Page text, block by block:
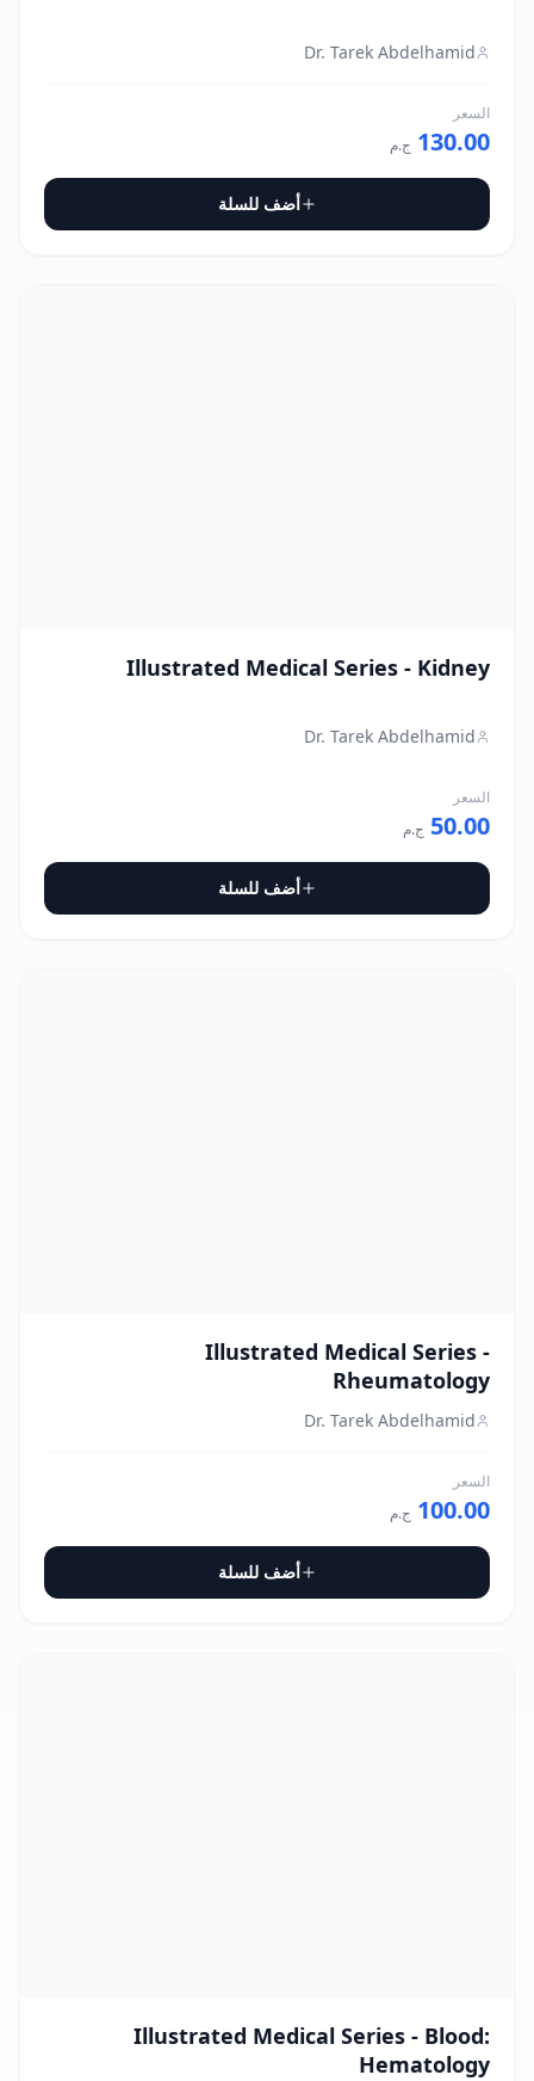
Dr. Tarek Abdelhamid
السعر
130.00 ج.م
أضف للسلة
Illustrated Medical Series - Kidney
Dr. Tarek Abdelhamid
السعر
50.00 ج.م
أضف للسلة
Illustrated Medical Series -
Rheumatology
Dr. Tarek Abdelhamid
السعر
100.00 ج.م
أضف للسلة
Illustrated Medical Series - Blood:
Hematology